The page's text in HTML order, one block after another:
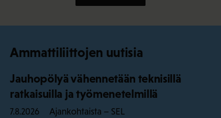
Ammattiliittojen uutisia
Jauhopölyä vähennetään teknisillä
ratkaisuilla ja työmenetelmillä
7.8.2026 Ajankohtaista – SEL